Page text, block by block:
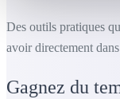
Des outils pratiques
avoir directement
Gagnez du